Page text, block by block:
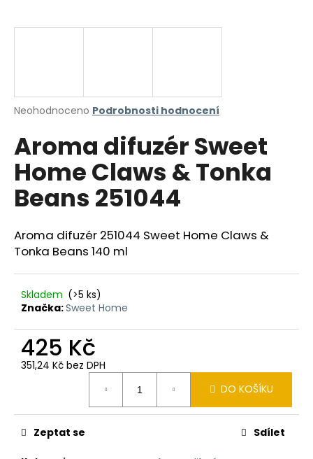
Průměrné
produktu
je
0,0
5
hvězdiček.
Neohodnoceno Podrobnosti hodnocení
Aroma difuzér Sweet
Home Claws & Tonka
Beans 251044
Aroma difuzér 251044 Sweet Home Claws &
Tonka Beans 140 ml
Skladem (>5 ks)
Značka:Sweet Home
425 Kč
351,24 Kč bez DPH
DO KOŠÍKU
Zeptat se Sdílet
j
?
o
p
o
u
č
u
e